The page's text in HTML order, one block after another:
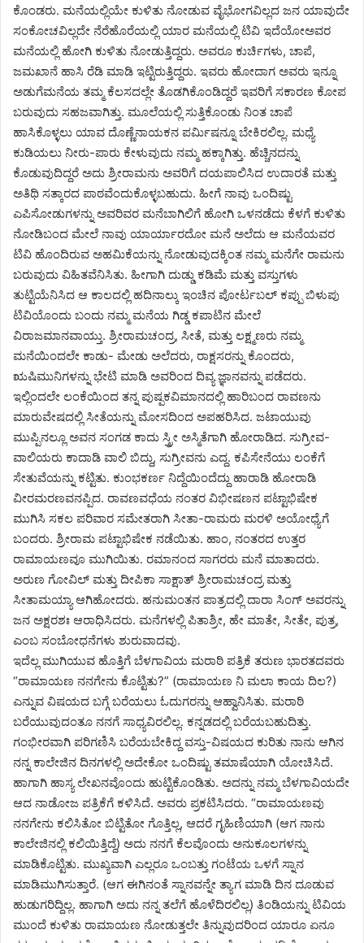
ಕೊಂಡರು. ಮನೆಯಲ್ಲಿಯೇ ಕುಳಿತು ನೋಡುವ ವೈಭೋಗವಿಲ್ಲದ ಜನ ಯಾವುದೇ
ಸಂಕೋಚವಿಲ್ಲದೇ ನೆರೆಹೊರೆಯಲ್ಲಿ ಯಾರ ಮನೆಯಲ್ಲಿ ಟಿವಿ ಇದೆಯೋ‌ಅವರ
ಮನೆಯಲ್ಲಿ ಹೋಗಿ ಕುಳಿತು ನೋಡುತ್ತಿದ್ದರು. ಅವರೂ ಕುರ್ಚಿಗಳು, ಚಾಪೆ,
ಜಮಖಾನೆ ಹಾಸಿ ರೆಡಿ ಮಾಡಿ ಇಟ್ಟಿರುತ್ತಿದ್ದರು. ಇವರು ಹೋದಾಗ ಅವರು ಇನ್ನೂ
ಅಡುಗೆಮನೆಯ ತಮ್ಮ ಕೆಲಸದಲ್ಲೇ ತೊಡಗಿಕೊಂಡಿದ್ದರೆ ಇವರಿಗೆ ಸಕಾರಣ ಕೋಪ
ಬರುವುದು ಸಹಜವಾಗಿತ್ತು. ಮೂಲೆಯಲ್ಲಿ ಸುತ್ತಿಕೊಂಡು ನಿಂತ ಚಾಪೆ
ಹಾಸಿಕೊಳ್ಳಲು ಯಾವ ದೊಣ್ಣೆನಾಯಕನ ಪರ್ಮಿಷನ್ನೂ ಬೇಕಿರಲಿಲ್ಲ. ಮಧ್ಯೆ
ಕುಡಿಯಲು ನೀರು-ಪಾರು ಕೇಳುವುದು ನಮ್ಮ ಹಕ್ಕಾಗಿತ್ತು. ಹೆಚ್ಚಿನದನ್ನು
ಕೊಡುವುದಿದ್ದರೆ ಅದು ಶ್ರೀರಾಮನು ಅವರಿಗೆ ದಯಪಾಲಿಸಿದ ಉದಾರತೆ ಮತ್ತು
ಅತಿಥಿ ಸತ್ಕಾರದ ಪಾಠವೆಂದುಕೊಳ್ಳಬಹುದು. ಹೀಗೆ ನಾವು ಒಂದಿಷ್ಟು
ಎಪಿಸೋಡುಗಳನ್ನು ಅವರಿವರ ಮನೆಬಾಗಿಲಿಗೆ ಹೋಗಿ ಒಳನಡೆದು ಕೆಳಗೆ ಕುಳಿತು
ನೋಡಿಬಂದ ಮೇಲೆ ನಾವು ಯಾರ್ಯಾರದೋ ಮನೆ ಅಲೆದು ಆ ಮನೆಯವರ
ಟಿವಿ ಹೊಂದಿರುವ ಅಹಮಿಕೆಯನ್ನು ನೋಡುವುದಕ್ಕಿಂತ ನಮ್ಮ ‌ಮನೆಗೇ ರಾಮನು
ಬರುವುದು ವಿಹಿತವೆನಿಸಿತು. ಹೀಗಾಗಿ ದುಡ್ಡು ಕಡಿಮೆ ಮತ್ತು ವಸ್ತುಗಳು
ತುಟ್ಟಿಯೆನಿಸಿದ ಆ ಕಾಲದಲ್ಲಿ ಹದಿನಾಲ್ಕು ಇಂಚಿನ ಪೋರ್ಟಬಲ್ ಕಪ್ಪು ಬಿಳುಪು
ಟಿವಿಯೊಂದು ಬಂದು ನಮ್ಮ ಮನೆಯ ಗಿಡ್ಡ ಕಪಾಟಿನ ಮೇಲೆ
ವಿರಾಜಮಾನವಾಯ್ತು. ಶ್ರೀರಾಮಚಂದ್ರ, ಸೀತೆ, ಮತ್ತು ಲಕ್ಷ್ಮಣರು ನಮ್ಮ
ಮನೆಯಿಂದಲೇ ಕಾಡು- ಮೇಡು ಅಲೆದರು, ರಾಕ್ಷಸರನ್ನು ಕೊಂದರು,
ಋಷಿಮುನಿಗಳನ್ನು ಭೇಟಿ ಮಾಡಿ ಅವರಿಂದ ದಿವ್ಯ ಜ್ಞಾನವನ್ನು ಪಡೆದರು.
ಇಲ್ಲಿಂದಲೇ ಲಂಕೆಯಿಂದ ತನ್ನ ಪುಷ್ಪಕವಿಮಾನದಲ್ಲಿ ಹಾರಿಬಂದ ರಾವಣನು
ಮಾರುವೇಷದಲ್ಲಿ ಸೀತೆಯನ್ನು ಮೋಸದಿಂದ ಅಪಹರಿಸಿದ. ಜಟಾಯುವು
ಮುಪ್ಪಿನಲ್ಲೂ ಅವನ ಸಂಗಡ ಕಾದು ಸ್ತ್ರೀ ಅಸ್ಮಿತೆಗಾಗಿ ಹೋರಾಡಿದ. ಸುಗ್ರೀವ-
ವಾಲಿಯರು ಕಾದಾಡಿ ವಾಲಿ ಬಿದ್ದು, ಸುಗ್ರೀವನು ಎದ್ದ. ಕಪಿಸೇನೆಯು ಲಂಕೆಗೆ
ಸೇತುವೆಯನ್ನು ಕಟ್ಟಿತು. ಕುಂಭಕರ್ಣ ನಿದ್ದೆಯಿಂದೆದ್ದು ಹಾರಾಡಿ ಹೋರಾಡಿ
ವೀರಮರಣವನಪ್ಪಿದ. ರಾವಣವಧೆಯ ನಂತರ ವಿಭೀಷಣನ ಪಟ್ಟಾಭಿಷೇಕ
ಮುಗಿಸಿ ಸಕಲ ಪರಿವಾರ ಸಮೇತರಾಗಿ ಸೀತಾ-ರಾಮರು ಮರಳಿ ಅಯೋಧ್ಯೆಗೆ
ಬಂದರು. ಶ್ರೀರಾಮ ಪಟ್ಟಾಭಿಷೇಕ ನಡೆಯಿತು. ಹಾಂ, ನಂತರದ ಉತ್ತರ
ರಾಮಾಯಣವೂ ಮುಗಿಯಿತು. ರಮಾನಂದ ಸಾಗರರು ಮನೆ ಮಾತಾದರು.
ಅರುಣ ಗೋವಿಲ್ ಮತ್ತು ದೀಪಿಕಾ ಸಾಕ್ಷಾತ್ ಶ್ರೀರಾಮಚಂದ್ರ ಮತ್ತು
ಸೀತಾಮಯ್ಯಾ ಆಗಿಹೋದರು. ಹನುಮಂತನ ಪಾತ್ರದಲ್ಲಿ ದಾರಾ ಸಿಂಗ್ ಅವರನ್ನು
ಜನ ಅಕ್ಷರಶಃ ಆರಾಧಿಸಿದರು. ಮನೆಗಳಲ್ಲಿ ಪಿತಾಶ್ರೀ, ಹೇ ಮಾತೇ, ಸೀತೇ, ಪುತ್ರ,
ಎಂಬ ಸಂಬೋಧನೆಗಳು ಶುರುವಾದವು.
ಇದೆಲ್ಲ ಮುಗಿಯುವ ಹೊತ್ತಿಗೆ ಬೆಳಗಾವಿಯ ಮರಾಠಿ ಪತ್ರಿಕೆ ತರುಣ ಭಾರತದವರು
“ರಾಮಾಯಣ ನನಗೇನು ಕೊಟ್ಟಿತು?” (ರಾಮಾಯಣ ನಿ ಮಲಾ ಕಾಯ ದಿಲ?)
ಎನ್ನುವ ವಿಷಯದ ಬಗ್ಗೆ ಬರೆಯಲು ಓದುಗರನ್ನು ಆಹ್ವಾನಿಸಿತು. ಮರಾಠಿ
ಬರೆಯುವುದಂತೂ ನನಗೆ ಸಾಧ್ಯವಿರಲಿಲ್ಲ. ಕನ್ನಡದಲ್ಲಿ ಬರೆಯಬಹುದಿತ್ತು.
ಗಂಭೀರವಾಗಿ ಪರಿಗಣಿಸಿ ಬರೆಯಬೇಕಿದ್ದ ವಸ್ತು-ವಿಷಯದ ಕುರಿತು ನಾನು ಆಗಿನ
ನನ್ನ ಕಾಲೇಜಿನ ದಿನಗಳಲ್ಲಿ ಅದೇಕೋ ಒಂದಿಷ್ಟು ತಮಾಷೆಯಾಗಿ ಯೋಚಿಸಿದೆ.
ಹಾಗಾಗಿ ಹಾಸ್ಯ ಲೇಖನವೊಂದು ಹುಟ್ಟಿಕೊಂಡಿತು. ಅದನ್ನು ನಮ್ಮ ಬೆಳಗಾವಿಯದೇ
ಆದ ನಾಡೋಜ ಪತ್ರಿಕೆಗೆ ಕಳಿಸಿದೆ. ಅವರು ಪ್ರಕಟಿಸಿದರು. “ರಾಮಾಯಣವು
ನನಗೇನು ಕಲಿಸಿತೋ ಬಿಟ್ಟಿತೋ ಗೊತ್ತಿಲ್ಲ, ಆದರೆ ಗೃಹಿಣಿಯಾಗಿ (ಆಗ ನಾನು
ಕಾಲೇಜಿನಲ್ಲಿ ಕಲಿಯಿತ್ತಿದ್ದೆ) ಅದು ನನಗೆ ಕೆಲವೊಂದು ಅನುಕೂಲಗಳನ್ನು
ಮಾಡಿಕೊಟ್ಟಿತು.‌ ಮುಖ್ಯವಾಗಿ ಎಲ್ಲರೂ ಒಂಬತ್ತು ಗಂಟೆಯ ಒಳಗೆ ಸ್ನಾನ
ಮಾಡಿಮುಗಿಸುತ್ತಾರೆ. (ಆಗ ಈಗಿನಂತೆ ಸ್ನಾನವನ್ನೇ ತ್ಯಾಗ ಮಾಡಿ ದಿನ ದೂಡುವ
ಹುಡುಗರಿದ್ದಿಲ್ಲ. ಹಾಗಾಗಿ ಅದು ನನ್ನ ತಲೆಗೆ ಹೊಳೆದಿರಲಿಲ್ಲ) ತಿಂಡಿಯನ್ನು ಟಿವಿಯ
ಮುಂದೆ ಕುಳಿತು ರಾಮಾಯಣ ನೋಡುತ್ತಲೇ ತಿನ್ನುವುದರಿಂದ ಯಾರೂ ಏನೂ